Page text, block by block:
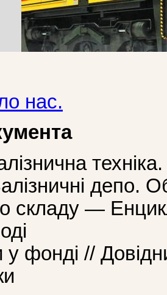
нас.
депо.
складу —
фонді //